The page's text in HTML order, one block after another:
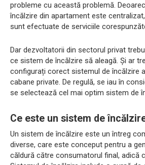
probleme cu această problemă.
încălzire din apartament este
sunt efectuate de serviciile
Dar dezvoltatorii din sectorul privat
ce sistem de încălzire să aleagă. Și ar
configurați corect sistemul de încălzire
cabane private. De regulă, se iau în
se selectează cel mai optim sistem de
Ce este un sistem de
Un sistem de încălzire este un întreg
diverse, care este conceput pentru a
căldură către consumatorul final, adică